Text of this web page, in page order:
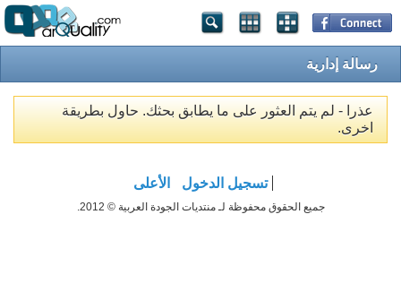
رسالة إدارية
عذرا - لم يتم العثور على ما يطابق بحثك. حاول بطريقة
اخرى.
تسجيل الدخول الأعلى
جميع الحقوق محفوظة لـ منتديات الجودة العربية © 2012.